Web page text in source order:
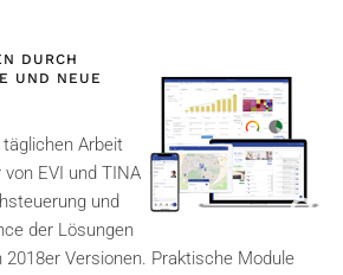
DURCH
UND NEUE
Arbeit
EVI und TINA
und
der Lösungen
Versionen. Praktische Module